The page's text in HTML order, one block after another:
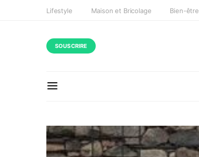
Lifestyle Maison et Bricolage Bien-être
SOUSCRIRE